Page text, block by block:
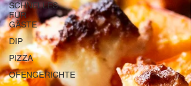
SCHNELLES
FÜR
GÄSTE
DIP
PIZZA
OFENGERICHTE